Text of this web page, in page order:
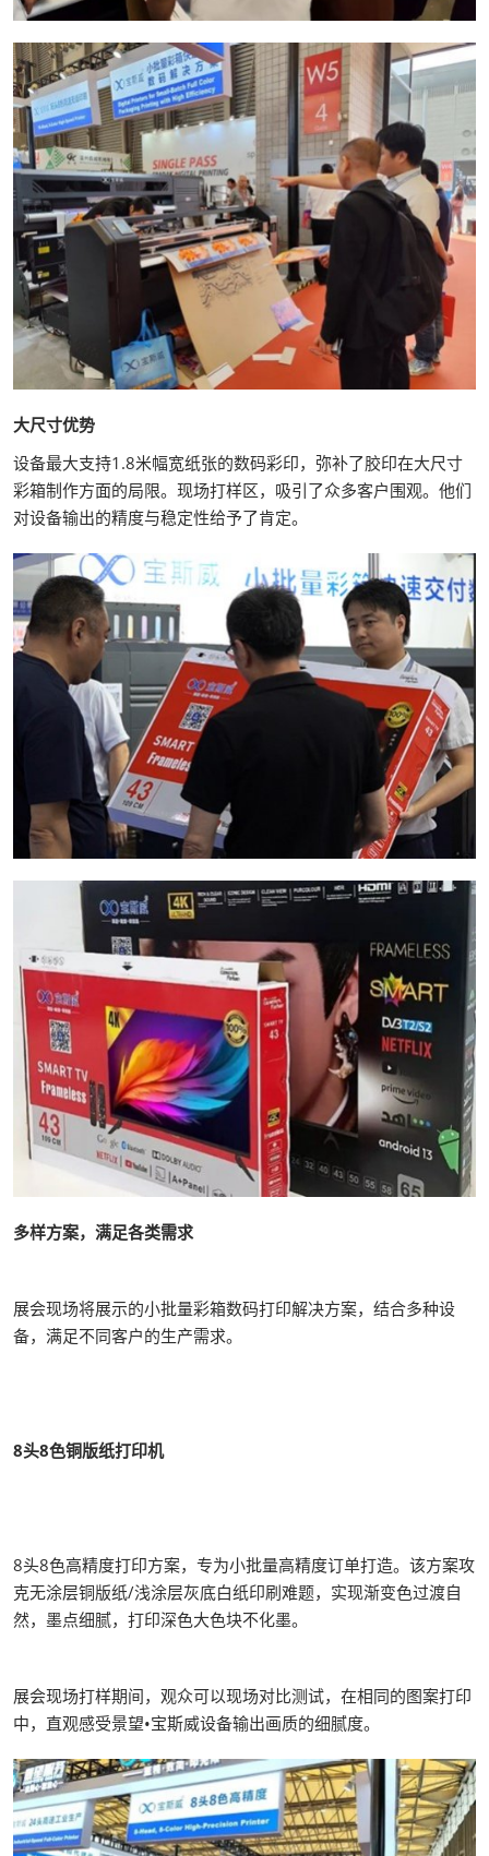
大尺寸优势
设备最大支持1.8米幅宽纸张的数码彩印，弥补了胶印在大尺寸
彩箱制作方面的局限。现场打样区，吸引了众多客户围观。他们
对设备输出的精度与稳定性给予了肯定。
多样方案，满足各类需求
展会现场将展示的小批量彩箱数码打印解决方案，结合多种设
备，满足不同客户的生产需求。
8头8色铜版纸打印机
8头8色高精度打印方案，专为小批量高精度订单打造。该方案攻
克无涂层铜版纸/浅涂层灰底白纸印刷难题，实现渐变色过渡自
然，墨点细腻，打印深色大色块不化墨。
展会现场打样期间，观众可以现场对比测试，在相同的图案打印
中，直观感受景望•宝斯威设备输出画质的细腻度。